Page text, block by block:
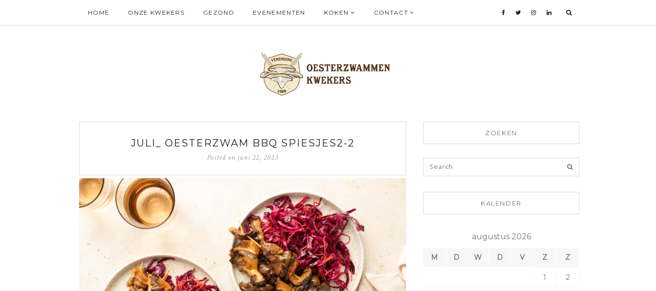
HOME ONZE KWEKERS GEZOND EVENEMENTEN KOKEN CONTACT
JULI_ OESTERZWAM BBQ SPIESJES2-2
Posted on juni 22, 2023
ZOEKEN
KALENDER
augustus 2026
M D W D V Z Z
1 2